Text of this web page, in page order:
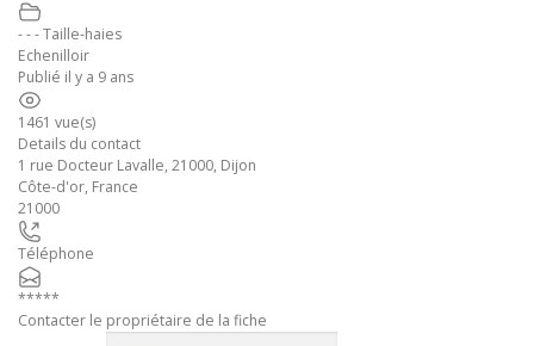
- - - Taille-haies
Echenilloir
Publié il y a 9 ans
1461 vue(s)
Details du contact
1 rue Docteur Lavalle, 21000, Dijon
Côte-d'or, France
21000
Téléphone
*****
Contacter le propriétaire de la fiche